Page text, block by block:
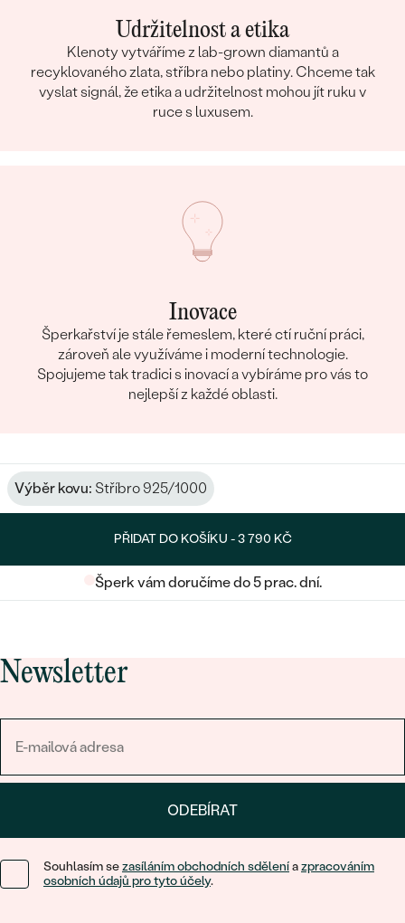
Udržitelnost a etika
Klenoty vytváříme z lab-grown diamantů a
recyklovaného zlata, stříbra nebo platiny. Chceme tak
vyslat signál, že etika a udržitelnost mohou jít ruku v
ruce s luxusem.
Inovace
Šperkařství je stále řemeslem, které ctí ruční práci,
zároveň ale využíváme i moderní technologie.
Spojujeme tak tradici s inovací a vybíráme pro vás to
nejlepší z každé oblasti.
Výběr kovu: Stříbro 925/1000
PŘIDAT DO KOŠÍKU -3 790 KČ
Šperk vám doručíme do 5 prac. dní.
Newsletter
ODEBÍRAT
Souhlasím sezasíláním obchodních sděleníazpracováním
osobních údajů pro tyto účely.